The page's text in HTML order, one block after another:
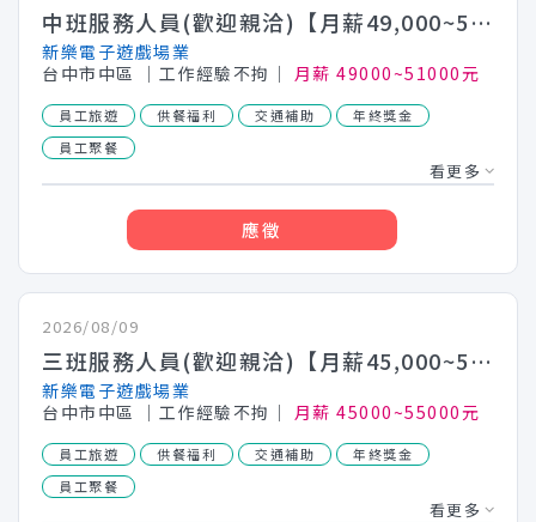
中班服務人員(歡迎親洽)【月薪49,000~51,000】
新樂電子遊戲場業
台中市中區
│工作經驗不拘│ 月薪 49000~51000元
員工旅遊 供餐福利 交通補助
年終獎金
員工聚餐
看更多
應徵
2026/08/09
三班服務人員(歡迎親洽)【月薪45,000~55,000】
新樂電子遊戲場業
台中市中區
│工作經驗不拘│ 月薪 45000~55000元
員工旅遊 供餐福利 交通補助
年終獎金
員工聚餐
看更多